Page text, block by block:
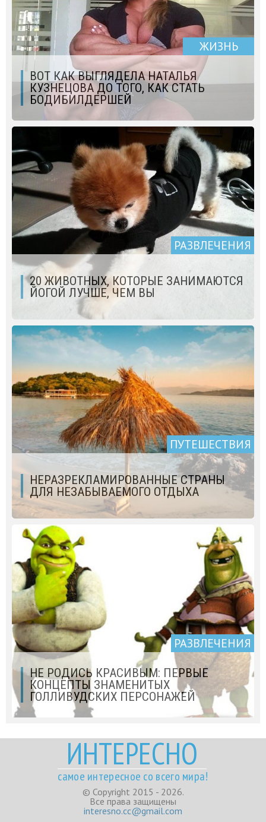
ЖИЗНЬ
ВОТ КАК ВЫГЛЯДЕЛА НАТАЛЬЯ
КУЗНЕЦОВА ДО ТОГО, КАК СТАТЬ
БОДИБИЛДЕРШЕЙ
РАЗВЛЕЧЕНИЯ
20 ЖИВОТНЫХ, КОТОРЫЕ ЗАНИМАЮТСЯ
ЙОГОЙ ЛУЧШЕ, ЧЕМ ВЫ
ПУТЕШЕСТВИЯ
НЕРАЗРЕКЛАМИРОВАННЫЕ СТРАНЫ
ДЛЯ НЕЗАБЫВАЕМОГО ОТДЫХА
РАЗВЛЕЧЕНИЯ
НЕ РОДИСЬ КРАСИВЫМ: ПЕРВЫЕ
КОНЦЕПТЫ ЗНАМЕНИТЫХ
ГОЛЛИВУДСКИХ ПЕРСОНАЖЕЙ
ИНТЕРЕСНО
самое интересное со всего мира!
© Copyright 2015 - 2026.
Все права защищены
interesno.cc@gmail.com